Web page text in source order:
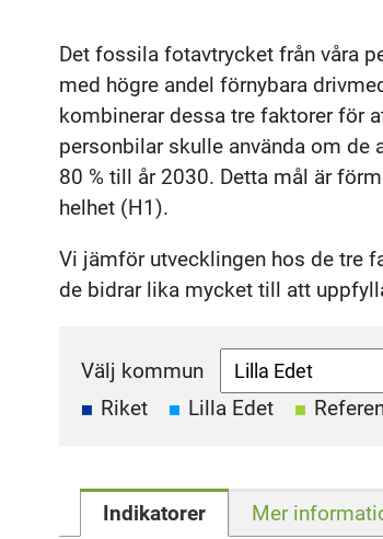
Det fossila fotavtrycket från våra
med högre andel förnybara
kombinerar dessa tre faktorer för
personbilar skulle använda om de
80 % till år 2030. Detta mål är
helhet (H1).
Vi jämför utvecklingen hos de tre
de bidrar lika mycket till att
Välj kommun
Riket
Lilla Edet
Indikatorer Mer